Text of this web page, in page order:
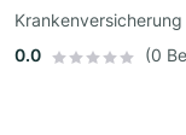
Krankenversicherung
0.0
(0